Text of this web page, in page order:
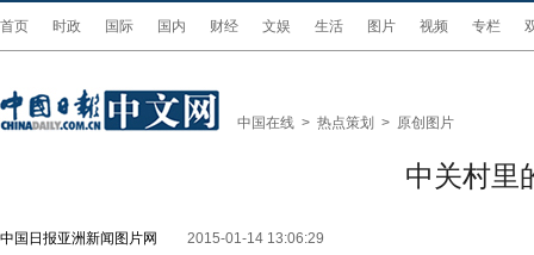
首页 时政 国际 国内 财经 文娱 生活 图片 视频 专栏
中国在线 > 热点策划 > 原创图片
中关村里
中国日报亚洲新闻图片网 2015-01-14 13:06:29